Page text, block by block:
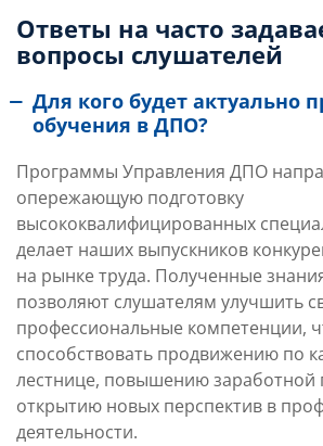
Ответы на часто
вопросы слушателей
Для кого будет актуально
обучения в ДПО?
Программы Управления ДПО
опережающую подготовку
высококвалифицированных
делает наших выпускников
на рынке труда. Полученные
позволяют слушателям улучшить
профессиональные компетенции,
способствовать продвижению по
лестнице, повышению заработной
открытию новых перспектив в
деятельности.